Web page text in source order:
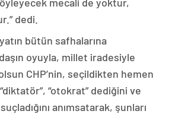
dedi.
bütün safhalarına
oyuyla, millet iradesiyle
CHP’nin, seçildikten hemen
“otokrat” dediğini ve
anımsatarak, şunları